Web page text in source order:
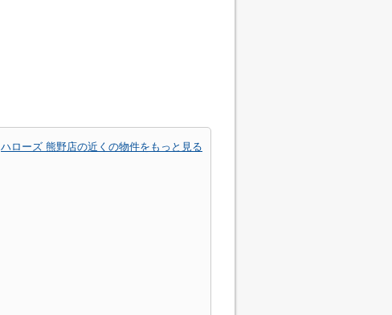
ハローズ 熊野店の近くの物件をもっと見る